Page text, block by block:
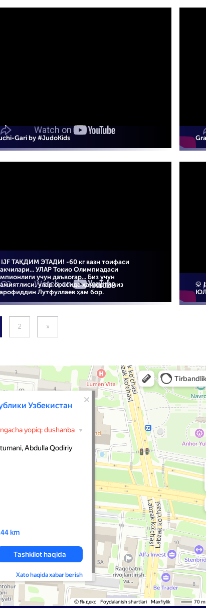
Gari by #JudoKids
IJF ТАҚДИМ ЭТАДИ! -60 кг вазн тоифаси
УЛАР Токио Олимпиадаси
учун даъвогар... Биз учун
улар орасида ҳамюртимиз
Лутфуллаев ҳам бор.
🥋
2 »